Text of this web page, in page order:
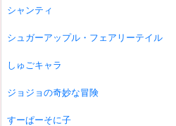
シャンティ
シュガーアップル・フェアリーテイル
しゅごキャラ
ジョジョの奇妙な冒険
すーぱーそに子